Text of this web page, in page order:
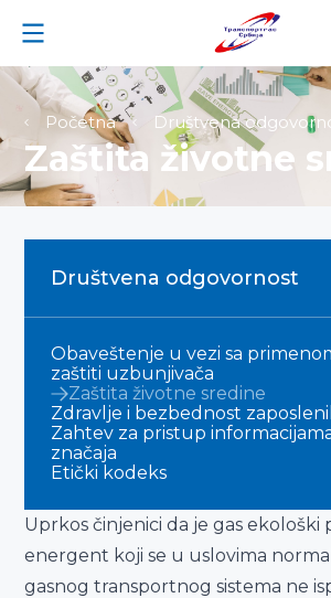
Početna Društvena
Zaštita životne
Društvena odgovornost
Obaveštenje u vezi sa
zaštiti uzbunjivača
Zaštita životne sredine
Zdravlje i bezbednost
Zahtev za pristup
značaja
Etički kodeks
Uprkos činjenici da je gas ekološki
energent koji se u uslovima
gasnog transportnog sistema ne